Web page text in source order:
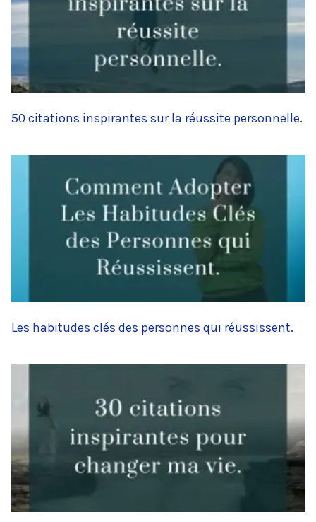
50 citations inspirantes sur la réussite personnelle.
Les habitudes clés des personnes qui réussissent.